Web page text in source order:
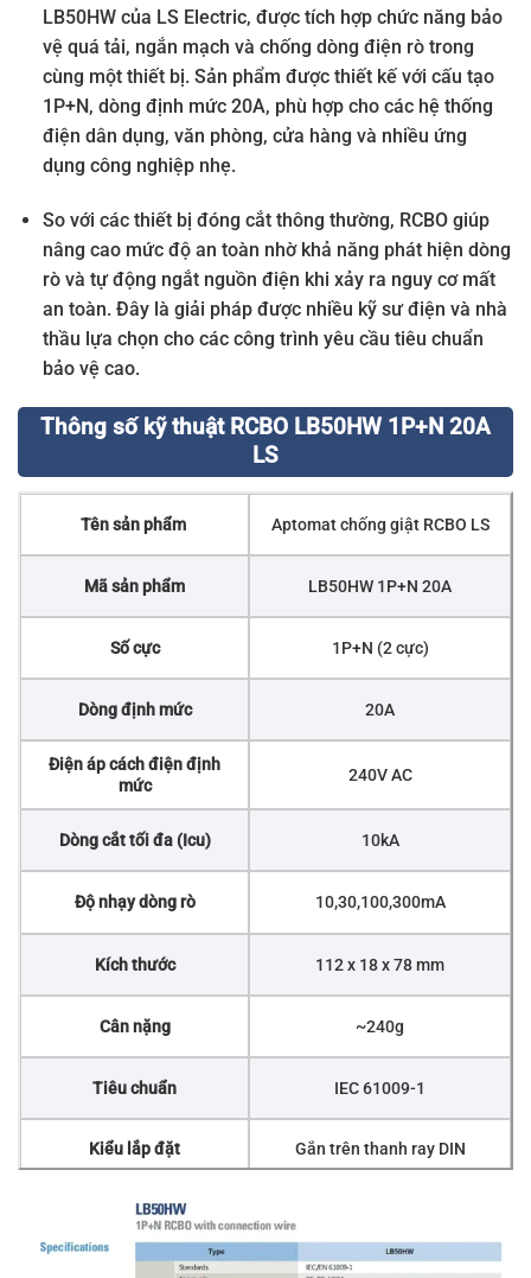
LB50HW của LS Electric, được tích hợp chức năng bảo
vệ quá tải, ngắn mạch và chống dòng điện rò trong
cùng một thiết bị. Sản phẩm được thiết kế với cấu tạo
1P+N, dòng định mức 20A, phù hợp cho các hệ thống
điện dân dụng, văn phòng, cửa hàng và nhiều ứng
dụng công nghiệp nhẹ.
So với các thiết bị đóng cắt thông thường, RCBO giúp
nâng cao mức độ an toàn nhờ khả năng phát hiện dòng
rò và tự động ngắt nguồn điện khi xảy ra nguy cơ mất
an toàn. Đây là giải pháp được nhiều kỹ sư điện và nhà
thầu lựa chọn cho các công trình yêu cầu tiêu chuẩn
bảo vệ cao.
Thông số kỹ thuật RCBO LB50HW 1P+N 20A
LS
Tên sản phẩm Aptomat chống giật RCBO LS
Mã sản phẩm LB50HW 1P+N 20A
Số cực 1P+N (2 cực)
Dòng định mức 20A
Điện áp cách điện định
mức
240V AC
Dòng cắt tối đa (Icu) 10kA
Độ nhạy dòng rò 10,30,100,300mA
Kích thước 112 x 18 x 78 mm
Cân nặng ~240g
Tiêu chuẩn IEC 61009-1
Kiểu lắp đặt Gắn trên thanh ray DIN